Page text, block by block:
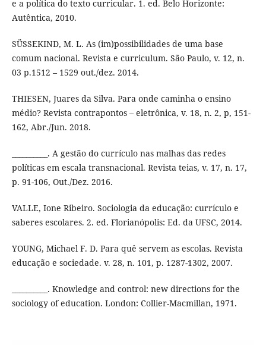
e a política do texto curricular. 1. ed. Belo Horizonte:
Autêntica, 2010.
SÜSSEKIND, M. L. As (im)possibilidades de uma base
comum nacional. Revista e curriculum. São Paulo, v. 12, n.
03 p.1512 – 1529 out./dez. 2014.
THIESEN, Juares da Silva. Para onde caminha o ensino
médio? Revista contrapontos – eletrônica, v. 18, n. 2, p, 151-
162, Abr./Jun. 2018.
__________. A gestão do currículo nas malhas das redes
políticas em escala transnacional. Revista teias, v. 17, n. 17,
p. 91-106, Out./Dez. 2016.
VALLE, Ione Ribeiro. Sociologia da educação: currículo e
saberes escolares. 2. ed. Florianópolis: Ed. da UFSC, 2014.
YOUNG, Michael F. D. Para quê servem as escolas. Revista
educação e sociedade. v. 28, n. 101, p. 1287-1302, 2007.
__________. Knowledge and control: new directions for the
sociology of education. London: Collier-Macmillan, 1971.